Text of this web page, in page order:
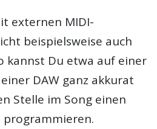
externen MIDI-
beispielsweise auch
kannst Du etwa auf einer
DAW ganz akkurat
Stelle im Song einen
programmieren.